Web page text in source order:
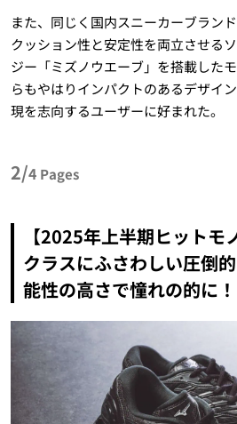
また、同じく国内スニーカーブラン
クッション性と安定性を両立させる
ジー「ミズノウエーブ」を搭載した
らもやはりインパクトのあるデザイ
現を志向するユーザーに好まれた。
2/4 Pages
【2025年上半期ヒット
クラスにふさわしい圧倒
能性の高さで憧れの的に！